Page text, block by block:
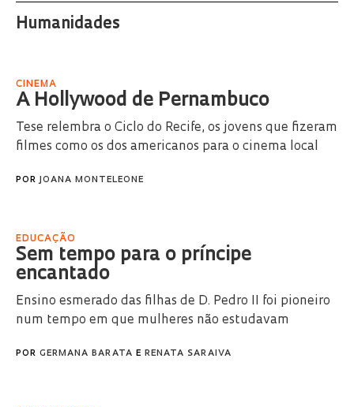
Humanidades
CINEMA
A Hollywood de Pernambuco
Tese relembra o Ciclo do Recife, os jovens que fizeram
filmes como os dos americanos para o cinema local
POR JOANA MONTELEONE
EDUCAÇÃO
Sem tempo para o príncipe
encantado
Ensino esmerado das filhas de D. Pedro II foi pioneiro
num tempo em que mulheres não estudavam
POR GERMANA BARATA E RENATA SARAIVA